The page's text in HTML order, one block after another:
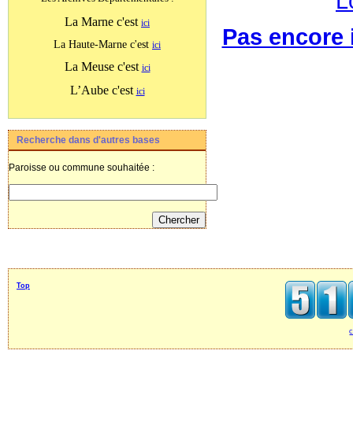
La Marne c'est ici
La Haute-Marne c'est ici
La Meuse c'est ici
L’Aube c'est ici
Recherche dans d'autres bases
Paroisse ou commune souhaitée :
Pas
Top